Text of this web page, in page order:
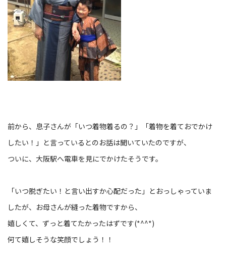
前から、息子さんが「いつ着物着るの？」「着物を着ておでかけ
したい！」と言っているとのお話は聞いていたのですが、
ついに、大阪駅へ電車を見にでかけたそうです。
「いつ脱ぎたい！と言い出すか心配だった」とおっしゃっていま
したが、お母さんが縫った着物ですから、
嬉しくて、ずっと着てたかったはずです(*^^*)
何て嬉しそうな笑顔でしょう！！